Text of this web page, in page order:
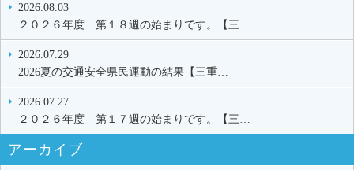
2026.08.03
２０２６年度 第１８週の始まりです。【三…
2026.07.29
2026夏の交通安全県民運動の結果【三重…
2026.07.27
２０２６年度 第１７週の始まりです。【三…
アーカイブ